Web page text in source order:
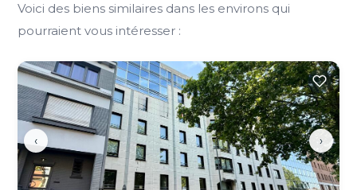
Voici des biens similaires dans les environs qui
pourraient vous intéresser :
‹ ›